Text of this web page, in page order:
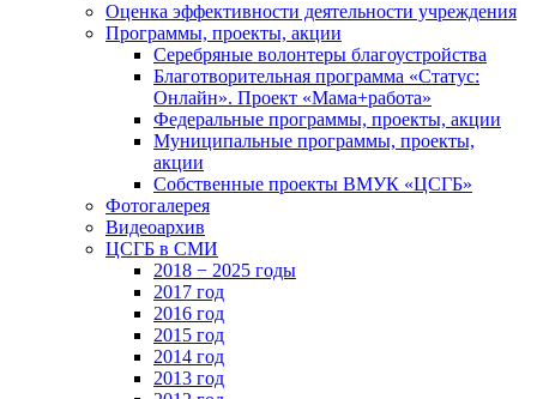
Оценка эффективности деятельности учреждения
Программы, проекты, акции
Серебряные волонтеры благоустройства
Благотворительная программа «Статус:
Онлайн». Проект «Мама+работа»
Федеральные программы, проекты, акции
Муниципальные программы, проекты,
акции
Собственные проекты ВМУК «ЦСГБ»
Фотогалерея
Видеоархив
ЦСГБ в СМИ
2018 − 2025 годы
2017 год
2016 год
2015 год
2014 год
2013 год